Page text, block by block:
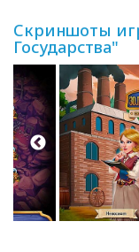
Скриншоты
Государства"